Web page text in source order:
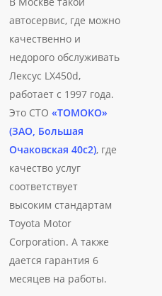
автосервис, где можно
качественно и
недорого обслуживать
Лексус LX450d,
работает с 1997 года.
Это СТО «ТОМОКО»
(ЗАО, Большая
Очаковская 40с2), где
качество услуг
соответствует
высоким стандартам
Toyota Motor
Corporation. А также
дается гарантия 6
месяцев на работы.